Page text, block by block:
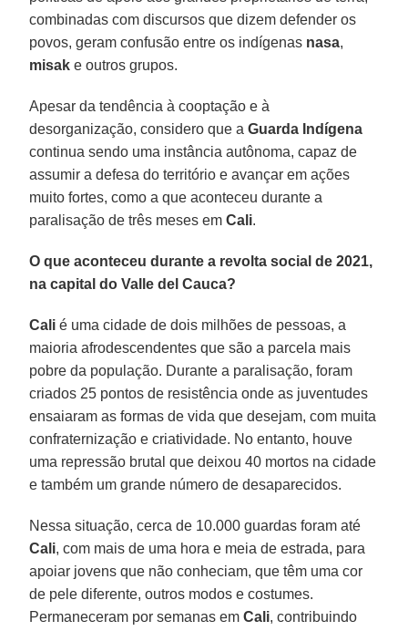
combinadas com discursos que dizem defender os
povos, geram confusão entre os indígenas nasa,
misak e outros grupos.
Apesar da tendência à cooptação e à
desorganização, considero que aGuarda Indígena
continua sendo uma instância autônoma, capaz de
assumir a defesa do território e avançar em ações
muito fortes, como a que aconteceu durante a
paralisação de três meses emCali.
O que aconteceu durante a revolta social de 2021,
na capital do Valle del Cauca?
Cali é uma cidade de dois milhões de pessoas, a
maioria afrodescendentes que são a parcela mais
pobre da população. Durante a paralisação, foram
criados 25 pontos de resistência onde as juventudes
ensaiaram as formas de vida que desejam, com muita
confraternização e criatividade. No entanto, houve
uma repressão brutal que deixou 40 mortos na cidade
e também um grande número de desaparecidos.
Nessa situação, cerca de 10.000 guardas foram até
Cali, com mais de uma hora e meia de estrada, para
apoiar jovens que não conheciam, que têm uma cor
de pele diferente, outros modos e costumes.
Permaneceram por semanas emCali, contribuindo